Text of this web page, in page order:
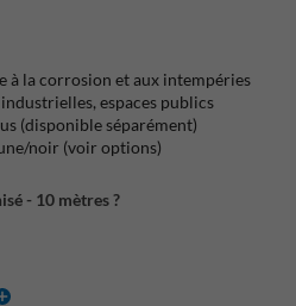
à la corrosion et aux intempéries
espaces publics
(disponible séparément)
noir (voir options)
- 10 mètres ?